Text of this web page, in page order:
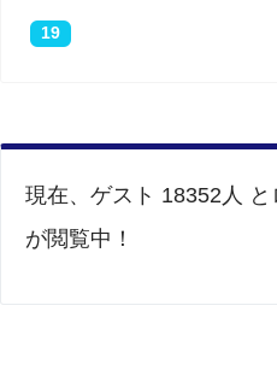
19
現在、ゲスト 18352人
が閲覧中！